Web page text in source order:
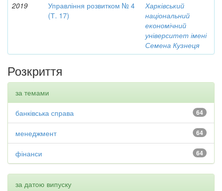
2019
Управління розвитком № 4
(Т. 17)
Харківський
національний
економічний
університет імені
Семена Кузнеця
Розкриття
за темами
64
банківська справа
64
менеджмент
64
фінанси
за датою випуску